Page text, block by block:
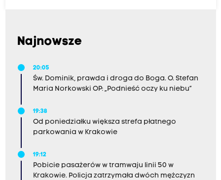
Najnowsze
20:05
Św. Dominik, prawda i droga do Boga. O. Stefan
Maria Norkowski OP: „Podnieść oczy ku niebu”
19:38
Od poniedziałku większa strefa płatnego
parkowania w Krakowie
19:12
Pobicie pasażerów w tramwaju linii 50 w
Krakowie. Policja zatrzymała dwóch mężczyzn